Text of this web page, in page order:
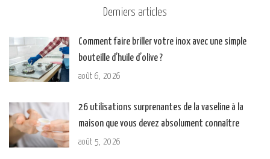
Derniers articles
Comment faire briller votre inox avec une simple
bouteille d’huile d’olive ?
août 6, 2026
26 utilisations surprenantes de la vaseline à la
maison que vous devez absolument connaître
août 5, 2026